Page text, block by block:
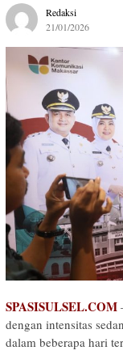
Redaksi
21/01/2026
SPASISULSEL.COM
dengan intensitas
dalam beberapa hari